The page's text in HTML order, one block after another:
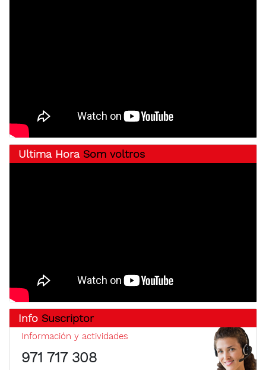
Ultima Hora Som voltros
Info Suscriptor
Información y actividades
971 717 308